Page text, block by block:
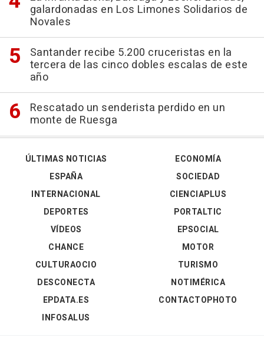
galardonadas en Los Limones Solidarios de
Novales
Santander recibe 5.200 cruceristas en la
tercera de las cinco dobles escalas de este
año
Rescatado un senderista perdido en un
monte de Ruesga
ÚLTIMAS NOTICIAS
ESPAÑA
INTERNACIONAL
DEPORTES
VÍDEOS
ECONOMÍA
SOCIEDAD
CIENCIAPLUS
PORTALTIC
EPSOCIAL
CHANCE
CULTURAOCIO
DESCONECTA
EPDATA.ES
INFOSALUS
MOTOR
TURISMO
NOTIMÉRICA
CONTACTOPHOTO